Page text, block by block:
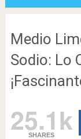
Medio
Sodio: Lo
25.1k
SHARES